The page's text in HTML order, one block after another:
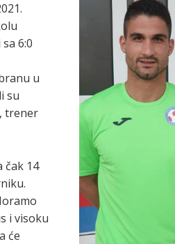
6:0
u
su
trener
čak 14
i visoku
će